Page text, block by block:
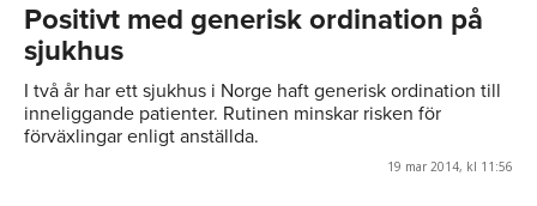
Positivt med generisk ordination på
sjukhus
I två år har ett sjukhus i Norge haft generisk ordination till
inneliggande patienter. Rutinen minskar risken för
förväxlingar enligt anställda.
19 mar 2014, kl 11:56